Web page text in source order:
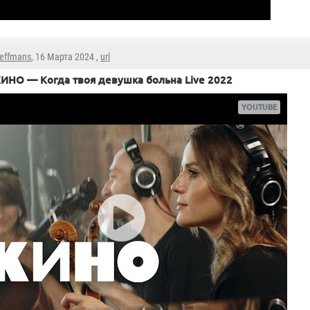
, 16 Марта 2024 , url
— Когда твоя девушка больна Live 2022